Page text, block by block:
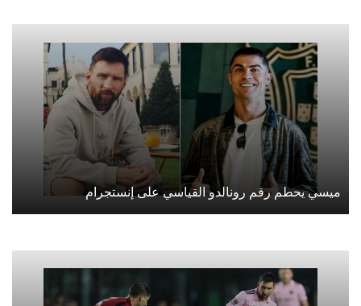
ميسي يحطم رقم رونالدو القياسي على إنستجرام